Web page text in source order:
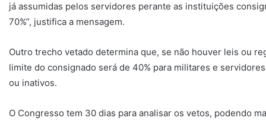
já assumidas pelos servidores perante as instituições
70%”, justifica a mensagem.
Outro trecho vetado determina que, se não houver leis ou
limite do consignado será de 40% para militares e
ou inativos.
O Congresso tem 30 dias para analisar os vetos, podendo